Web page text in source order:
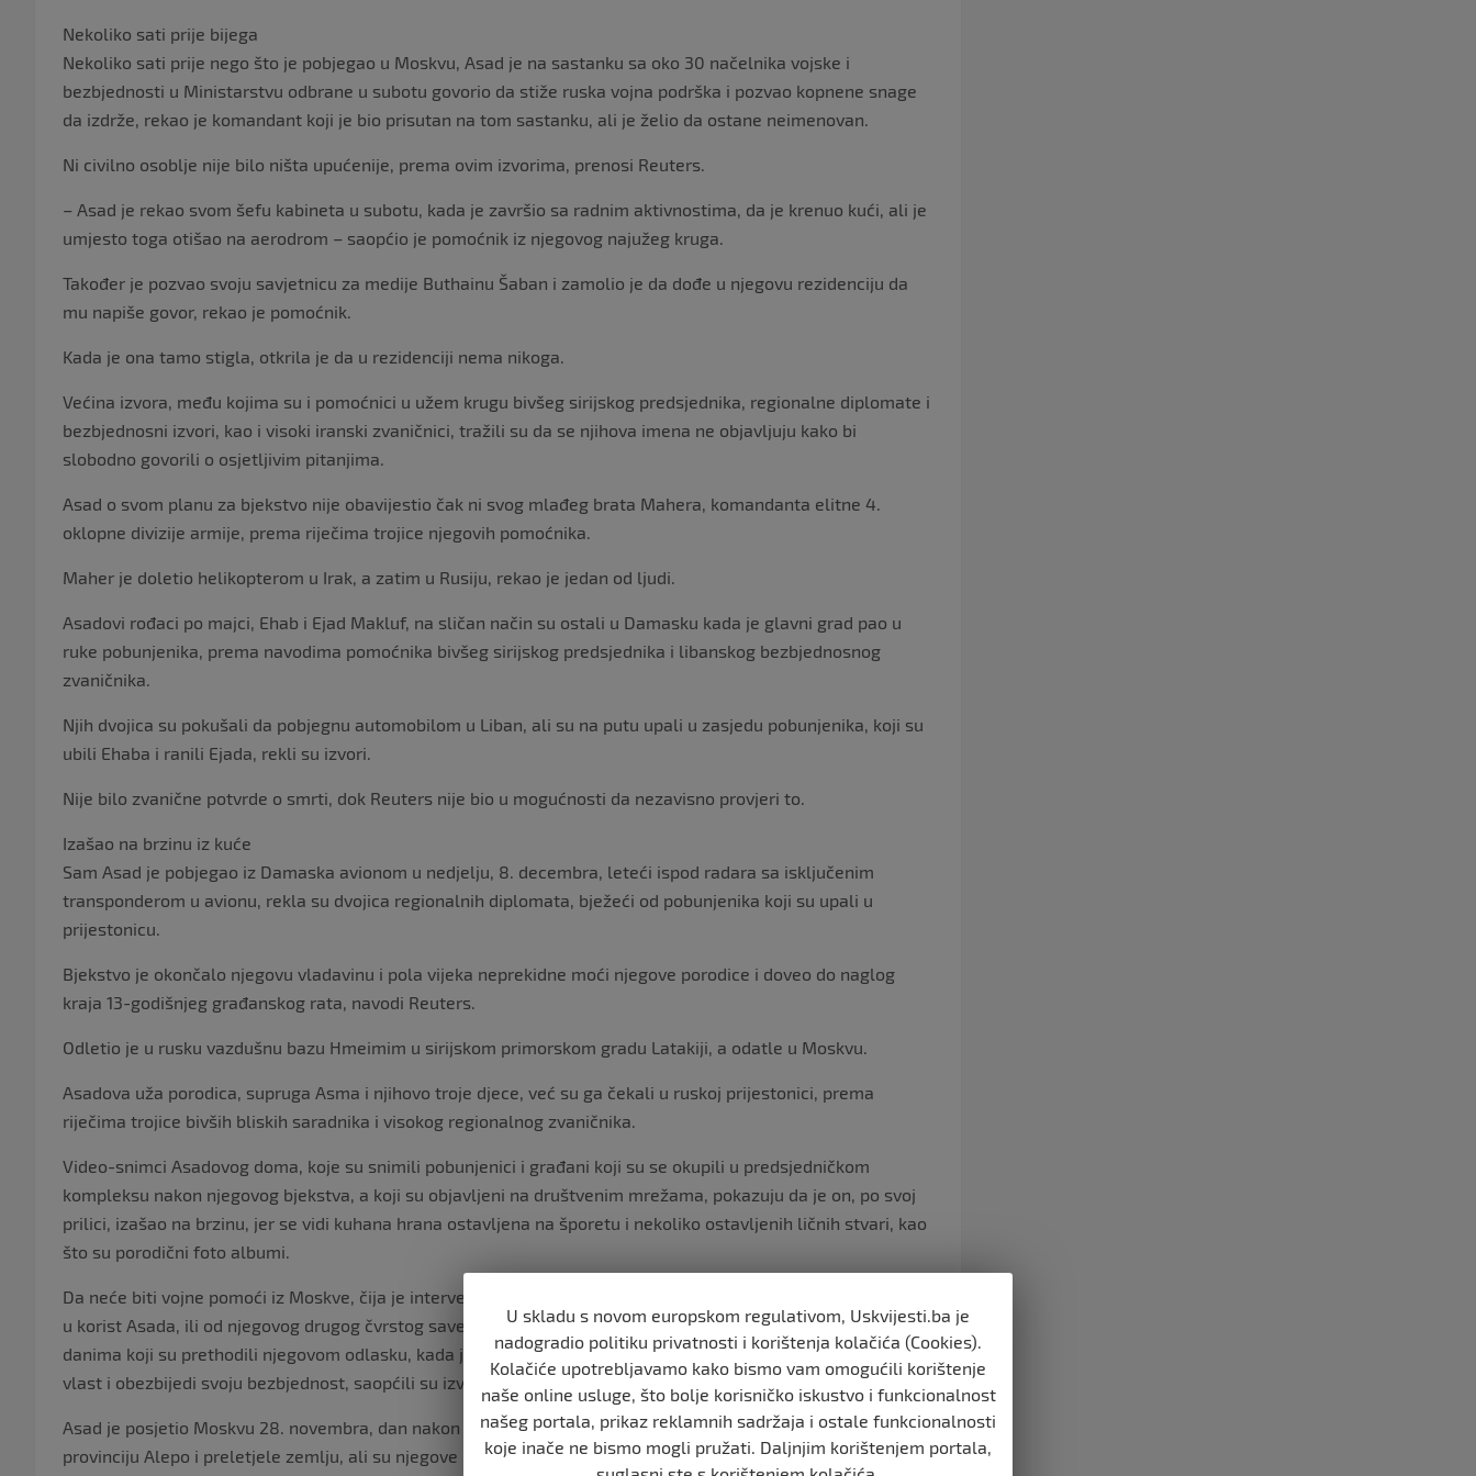
Nekoliko sati prije bijega
Nekoliko sati prije nego što je pobjegao u Moskvu, Asad je na sastanku sa oko 30 načelnika vojske i
bezbjednosti u Ministarstvu odbrane u subotu govorio da stiže ruska vojna podrška i pozvao kopnene snage
da izdrže, rekao je komandant koji je bio prisutan na tom sastanku, ali je želio da ostane neimenovan.
Ni civilno osoblje nije bilo ništa upućenije, prema ovim izvorima, prenosi Reuters.
– Asad je rekao svom šefu kabineta u subotu, kada je završio sa radnim aktivnostima, da je krenuo kući, ali je
umjesto toga otišao na aerodrom – saopćio je pomoćnik iz njegovog najužeg kruga.
Također je pozvao svoju savjetnicu za medije Buthainu Šaban i zamolio je da dođe u njegovu rezidenciju da
mu napiše govor, rekao je pomoćnik.
Kada je ona tamo stigla, otkrila je da u rezidenciji nema nikoga.
Većina izvora, među kojima su i pomoćnici u užem krugu bivšeg sirijskog predsjednika, regionalne diplomate i
bezbjednosni izvori, kao i visoki iranski zvaničnici, tražili su da se njihova imena ne objavljuju kako bi
slobodno govorili o osjetljivim pitanjima.
Asad o svom planu za bjekstvo nije obavijestio čak ni svog mlađeg brata Mahera, komandanta elitne 4.
oklopne divizije armije, prema riječima trojice njegovih pomoćnika.
Maher je doletio helikopterom u Irak, a zatim u Rusiju, rekao je jedan od ljudi.
Asadovi rođaci po majci, Ehab i Ejad Makluf, na sličan način su ostali u Damasku kada je glavni grad pao u
ruke pobunjenika, prema navodima pomoćnika bivšeg sirijskog predsjednika i libanskog bezbjednosnog
zvaničnika.
Njih dvojica su pokušali da pobjegnu automobilom u Liban, ali su na putu upali u zasjedu pobunjenika, koji su
ubili Ehaba i ranili Ejada, rekli su izvori.
Nije bilo zvanične potvrde o smrti, dok Reuters nije bio u mogućnosti da nezavisno provjeri to.
Izašao na brzinu iz kuće
Sam Asad je pobjegao iz Damaska avionom u nedjelju, 8. decembra, leteći ispod radara sa isključenim
transponderom u avionu, rekla su dvojica regionalnih diplomata, bježeći od pobunjenika koji su upali u
prijestonicu.
Bjekstvo je okončalo njegovu vladavinu i pola vijeka neprekidne moći njegove porodice i doveo do naglog
kraja 13-godišnjeg građanskog rata, navodi Reuters.
Odletio je u rusku vazdušnu bazu Hmeimim u sirijskom primorskom gradu Latakiji, a odatle u Moskvu.
Asadova uža porodica, supruga Asma i njihovo troje djece, već su ga čekali u ruskoj prijestonici, prema
riječima trojice bivših bliskih saradnika i visokog regionalnog zvaničnika.
Video-snimci Asadovog doma, koje su snimili pobunjenici i građani koji su se okupili u predsjedničkom
kompleksu nakon njegovog bjekstva, a koji su objavljeni na društvenim mrežama, pokazuju da je on, po svoj
prilici, izašao na brzinu, jer se vidi kuhana hrana ostavljena na šporetu i nekoliko ostavljenih ličnih stvari, kao
što su porodični foto albumi.
Da neće biti vojne pomoći iz Moskve, čija je intervencija 2015. pomogla da se preokrene tok građanskog rata
u korist Asada, ili od njegovog drugog čvrstog saveznika Irana, sirijskom lideru jasno je stavljeno do znanja u
danima koji su prethodili njegovom odlasku, kada je tražio pomoć sa raznih strana u očajničkoj želju da zadrži
vlast i obezbijedi svoju bezbjednost, saopćili su izvori koje je Reuters intervjuisao.
Asad je posjetio Moskvu 28. novembra, dan nakon što su sirijske pobunjeničke snage napale sjevernu
provinciju Alepo i preletjele zemlju, ali su njegove molbe za vojnu intervenciju naišle na odbijanje u Kremlju,
U skladu s novom europskom regulativom, Uskvijesti.ba je
nadogradio politiku privatnosti i korištenja kolačića (Cookies).
Kolačiće upotrebljavamo kako bismo vam omogućili korištenje
naše online usluge, što bolje korisničko iskustvo i funkcionalnost
našeg portala, prikaz reklamnih sadržaja i ostale funkcionalnosti
koje inače ne bismo mogli pružati. Daljnjim korištenjem portala,